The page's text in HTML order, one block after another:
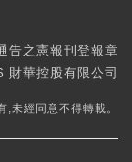
告之憲報刊登報章
華控股有限公司
,未經同意不得轉載。